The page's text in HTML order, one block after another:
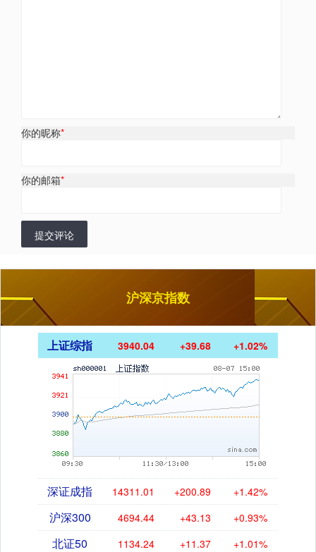
你的昵称*
你的邮箱*
提交评论
沪深京指数
上证综指 3940.04 +39.68 +1.02%
深证成指 14311.01 +200.89 +1.42%
沪深300 4694.44 +43.13 +0.93%
北证50 1134.24 +11.37 +1.01%